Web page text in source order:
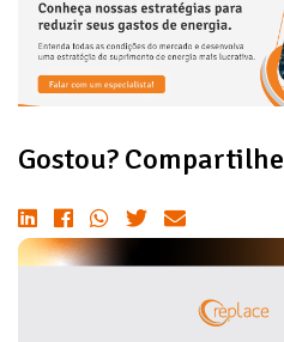
Gostou? Compartilhe